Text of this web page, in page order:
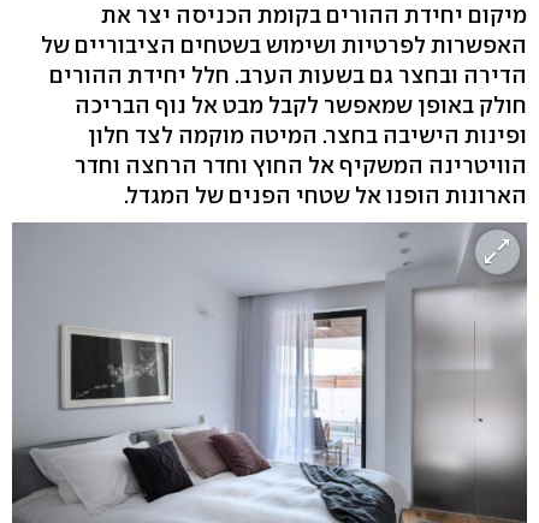
מיקום יחידת ההורים בקומת הכניסה יצר את
האפשרות לפרטיות ושימוש בשטחים הציבוריים של
הדירה ובחצר גם בשעות הערב. חלל יחידת ההורים
חולק באופן שמאפשר לקבל מבט אל נוף הבריכה
ופינות הישיבה בחצר. המיטה מוקמה לצד חלון
הוויטרינה המשקיף אל החוץ וחדר הרחצה וחדר
הארונות הופנו אל שטחי הפנים של המגדל.